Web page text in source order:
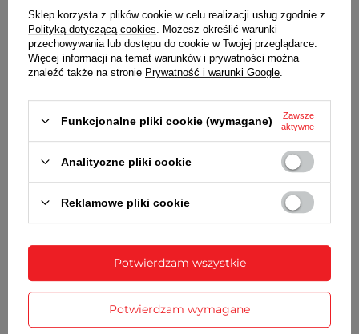
dowód zakupu - paragon lub fakturę VAT
komplet teleskopów
OPINIE (0)
Potrzebujesz pomocy? Masz pytania?
Zadaj pytanie a my odpowiemy
Zadaj pytanie
ZOBACZ RÓWNIEŻ
Sklep korzysta z plików cookie w celu realizacji usług zgodnie z
Polityką dotyczącą cookies . Możesz określić warunki
przechowywania lub dostępu do cookie w Twojej przeglądarce.
Więcej informacji na temat warunków i prywatności można
znaleźć także na stronie Prywatność i warunki Google
Funkcjonalne pliki cookie (wymagane)
Zawsze
aktywne
Analityczne pliki cookie
Reklamowe pliki cookie
Potwierdzam wymagane
Potwierdzam wszystkie